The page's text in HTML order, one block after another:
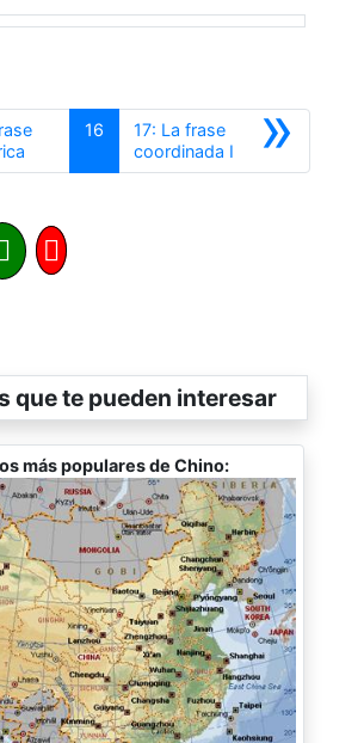
16 »
17: La frase
coordinada I Siguiente
que te pueden interesar
más populares de Chino: